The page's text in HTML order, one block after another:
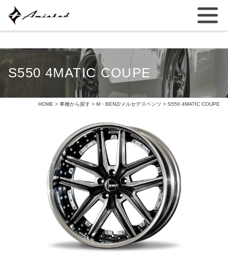
S550 4MATIC COUPE
HOME > 車種から探す > M・BENZ/メルセデスベンツ > S550 4MATIC COUPE